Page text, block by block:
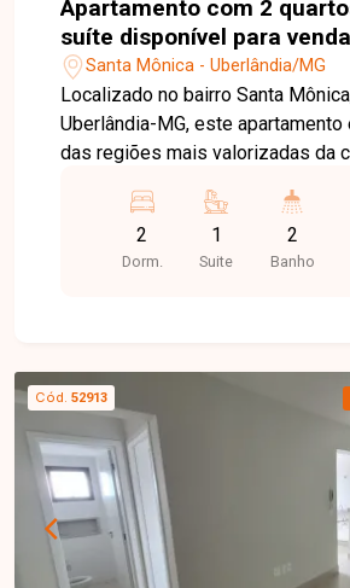
Apartamento com 2
suíte disponível para
Santa Mônica em
Santa Mônica - Uberlândia/MG
Localizado no bairro Santa
Uberlândia-MG, este apartamento
das regiões mais valorizadas da
às principais vias e proximidade
universidades, supermercados,
farmácias, restaurantes e uma
com fechadura eletrônica, 02
suíte, banheiro social, cozinha
área de serviço e 02 vagas de
O condomínio dispõe de portaria,
de entrada, relax space, espaço
festas, espaço gourmet com
espaço kids e sala de
2
Dorm.
1
Suite
2
Banho
Cód. 52913